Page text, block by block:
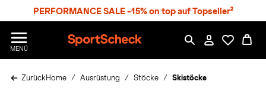
PERFORMANCE SALE -15% on top auf Topseller²
MENÜ
p
r
ZurückHome Ausrüstung Stöcke Skistöcke